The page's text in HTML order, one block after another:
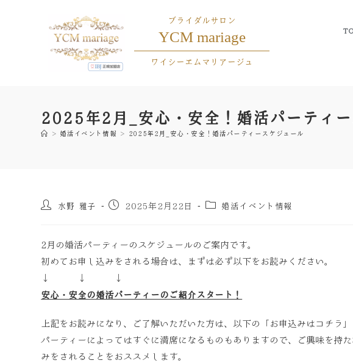
ブライダルサロン
YCM mariage
ワイシーエムマリアージュ
2025年2月_安心・安全！婚活パーティ
> 婚活イベント情報 > 2025年2月_安心・安全！婚活パーティースケジュール
水野 雅子 2025年2月22日 婚活イベント情報
2月の婚活パーティーのスケジュールのご案内です。
初めてお申し込みをされる場合は、まずは必ず以下をお読みください。
↓ ↓ ↓
安心・安全の婚活パーティーのご紹介スタート！
上記をお読みになり、ご了解いただいた方は、以下の「お申込みはコチラ
パーティーによってはすぐに満席になるものもありますので、ご興味を持
みをされることをおススメします。